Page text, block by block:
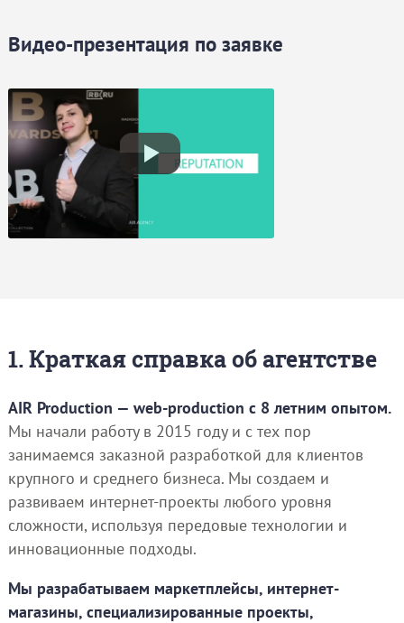
Видео-презентация по заявке
1. Краткая справка об агентстве
AIR Production — web-production с 8 летним опытом.
Мы начали работу в 2015 году и с тех пор
занимаемся заказной разработкой для клиентов
крупного и среднего бизнеса. Мы создаем и
развиваем интернет-проекты любого уровня
сложности, используя передовые технологии и
инновационные подходы.
Мы разрабатываем маркетплейсы, интернет-
магазины, специализированные проекты,